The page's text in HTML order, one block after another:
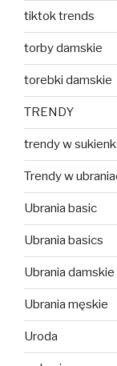
tiktok trends
torby damskie
torebki damskie
TRENDY
trendy w
Trendy w
Ubrania basic
Ubrania basics
Ubrania damskie
Ubrania męskie
Uroda